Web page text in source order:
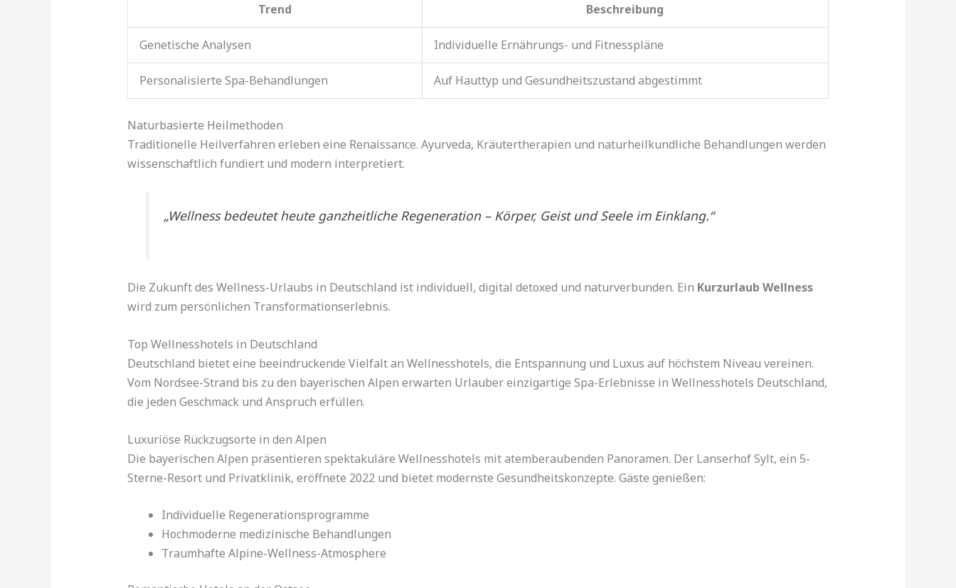
Trend Beschreibung
Genetische Analysen Individuelle Ernährungs- und Fitnesspläne
Personalisierte Spa-Behandlungen Auf Hauttyp und Gesundheitszustand abgestimmt
Naturbasierte Heilmethoden
Traditionelle Heilverfahren erleben eine Renaissance. Ayurveda, Kräutertherapien und naturheilkundliche Behandlungen werden
wissenschaftlich fundiert und modern interpretiert.
„Wellness bedeutet heute ganzheitliche Regeneration – Körper, Geist und Seele im Einklang.“
Die Zukunft des Wellness-Urlaubs in Deutschland ist individuell, digital detoxed und naturverbunden. Ein Kurzurlaub Wellness
wird zum persönlichen Transformationserlebnis.
Top Wellnesshotels in Deutschland
Deutschland bietet eine beeindruckende Vielfalt an Wellnesshotels, die Entspannung und Luxus auf höchstem Niveau vereinen.
Vom Nordsee-Strand bis zu den bayerischen Alpen erwarten Urlauber einzigartige Spa-Erlebnisse in Wellnesshotels Deutschland,
die jeden Geschmack und Anspruch erfüllen.
Luxuriöse Rückzugsorte in den Alpen
Die bayerischen Alpen präsentieren spektakuläre Wellnesshotels mit atemberaubenden Panoramen. Der Lanserhof Sylt, ein 5-
Sterne-Resort und Privatklinik, eröffnete 2022 und bietet modernste Gesundheitskonzepte. Gäste genießen:
Individuelle Regenerationsprogramme
Hochmoderne medizinische Behandlungen
Traumhafte Alpine-Wellness-Atmosphere